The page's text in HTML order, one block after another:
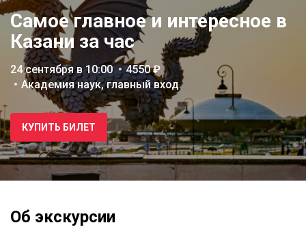
Самое главное и интересное в
Казани за час
24 сентября в 10:00
4550 ₽
Академия наук, главный вход
КУПИТЬ БИЛЕТ
Об экскурсии